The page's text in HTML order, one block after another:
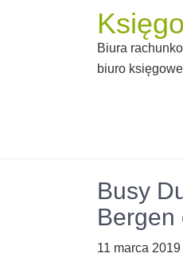
Biura
biuro
Busy
Bergen
11 marca 2019